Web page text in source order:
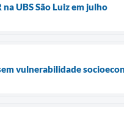
UBS São Luiz em julho
vulnerabilidade